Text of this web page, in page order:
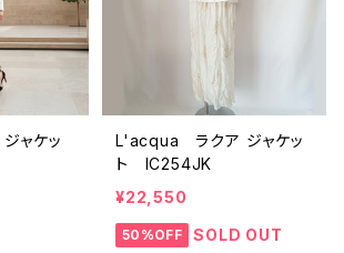
ャケッ
L'acqua ラクア ジャケッ
ト IC254JK
¥22,550
50%OFF SOLD OUT